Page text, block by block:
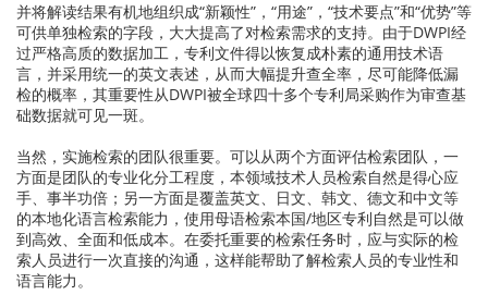
并将解读结果有机地组织成“新颖性”，“用途”，“技术要点”和“优势”等
可供单独检索的字段，大大提高了对检索需求的支持。由于DWPI经
过严格高质的数据加工，专利文件得以恢复成朴素的通用技术语
言，并采用统一的英文表述，从而大幅提升查全率，尽可能降低漏
检的概率，其重要性从DWPI被全球四十多个专利局采购作为审查基
础数据就可见一斑。
当然，实施检索的团队很重要。可以从两个方面评估检索团队，一
方面是团队的专业化分工程度，本领域技术人员检索自然是得心应
手、事半功倍；另一方面是覆盖英文、日文、韩文、德文和中文等
的本地化语言检索能力，使用母语检索本国/地区专利自然是可以做
到高效、全面和低成本。在委托重要的检索任务时，应与实际的检
索人员进行一次直接的沟通，这样能帮助了解检索人员的专业性和
语言能力。